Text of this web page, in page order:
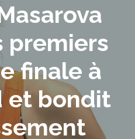
premiers
finale à
et bondit